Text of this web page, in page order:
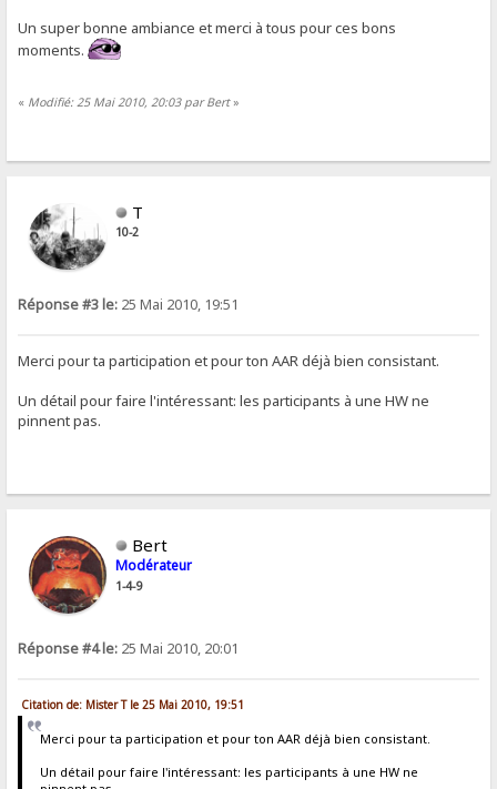
Un super bonne ambiance et merci à tous pour ces bons
moments.
« Modifié: 25 Mai 2010, 20:03 par Bert»
T
10-2
Réponse #3 le: 25 Mai 2010, 19:51
Merci pour ta participation et pour ton AAR déjà bien consistant.
Un détail pour faire l'intéressant: les participants à une HW ne
pinnent pas.
Bert
Modérateur
1-4-9
Réponse #4 le: 25 Mai 2010, 20:01
Citation de: Mister T le 25 Mai 2010, 19:51
Merci pour ta participation et pour ton AAR déjà bien consistant.
Un détail pour faire l'intéressant: les participants à une HW ne